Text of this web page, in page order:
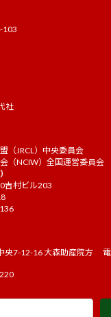
103
社
（JRCL）中央委員会
（NCIW）全国運営委員会
吉村ビル203
央7-12-16 大森助産院方